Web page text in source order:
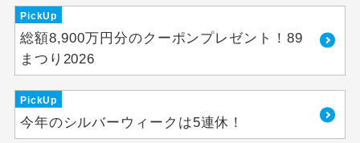
PickUp
総額8,900万円分のクーポンプレゼント！89
まつり2026
PickUp
今年のシルバーウィークは5連休！